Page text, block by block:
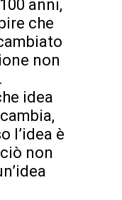
anni,
che
non
idea
l’idea è
non